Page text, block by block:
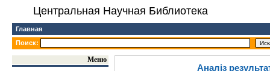
Центральная Научная Библиотека
Главная
Поиск:
Меню
Аналіз